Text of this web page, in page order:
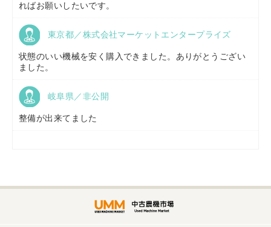
福島県／(有)草野商事
山形県／株式会社ノーキステージ
株式会社トミタモータース
ればお願いしたいです。
東京都／株式会社マーケットエンタープライズ
状態のいい機械を安く購入できました。ありがとうござい
ました。
岐阜県／非公開
整備が出来てました